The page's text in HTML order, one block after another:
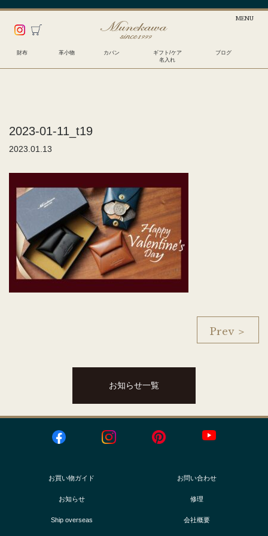
財布 革小物 カバン
ギフト/ケア
名入れ
ブログ
2023-01-11_t19
2023.01.13
Prev ＞
お知らせ一覧
お買い物ガイド お問い合わせ
お知らせ 修理
Ship overseas 会社概要